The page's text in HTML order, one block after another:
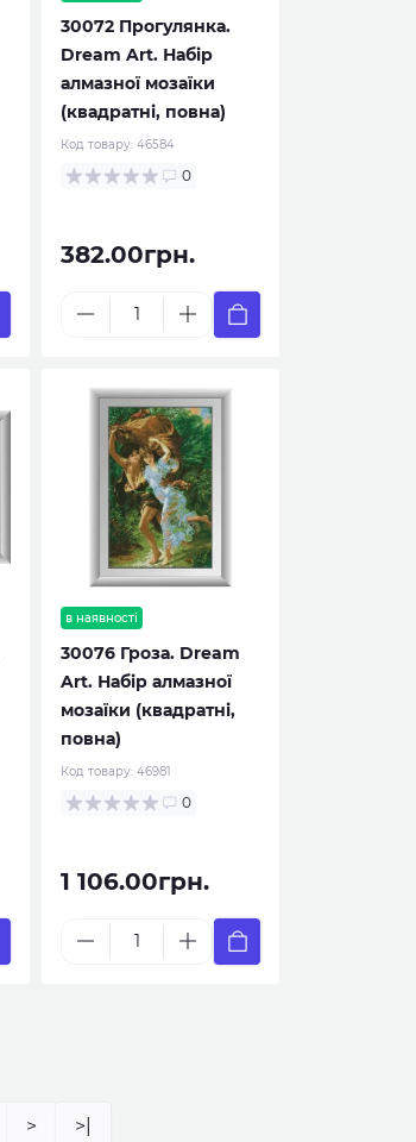
30072 Прогулянка.
Dream Art. Набір
алмазної мозаїки
(квадратні, повна)
Код товару:46584
0
382.00грн.
в наявності
30076 Гроза. Dream
Art. Набір алмазної
мозаїки (квадратні,
повна)
Код товару:46981
0
1 106.00грн.
> >|